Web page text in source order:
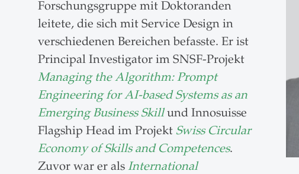
Forschungsgruppe mit Doktoranden
leitete, die sich mit Service Design in
verschiedenen Bereichen befasste. Er ist
Principal Investigator im SNSF-Projekt
Managing the Algorithm: Prompt
Engineering for AI-based Systems as an
Emerging Business Skillund Innosuisse
Flagship Head im Projekt Swiss Circular
Economy of Skills and Competences.
Zuvor war er als International